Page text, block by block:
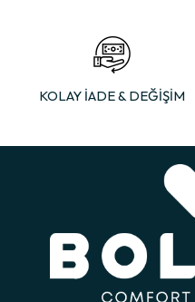
KOLAY İADE & DEĞİŞİM